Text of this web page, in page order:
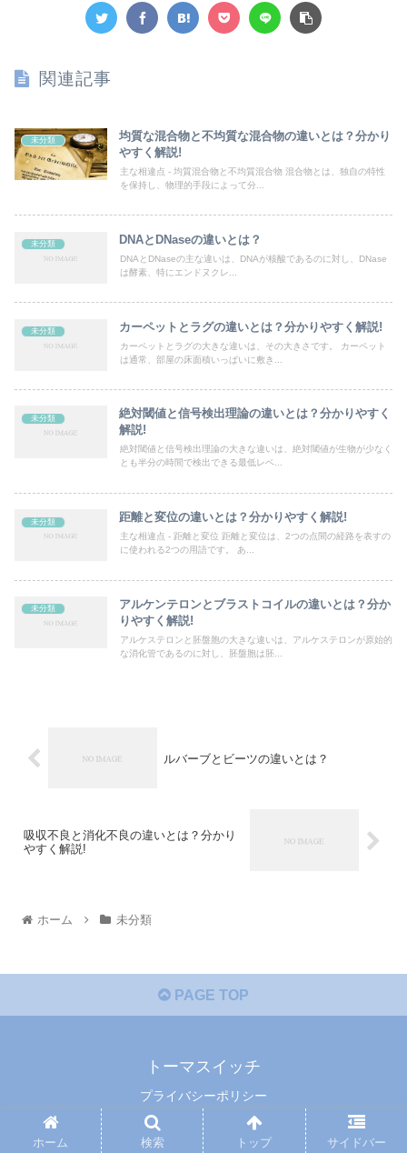
関連記事
未分類
均質な混合物と不均質な混合物の違いとは？分かり
やすく解説!
主な相違点 - 均質混合物と不均質混合物 混合物とは、独自の特性
を保持し、物理的手段によって分...
未分類 DNAとDNaseの違いとは？
DNAとDNaseの主な違いは、DNAが核酸であるのに対し、DNase
は酵素、特にエンドヌクレ...
未分類 カーペットとラグの違いとは？分かりやすく解説!
カーペットとラグの大きな違いは、その大きさです。 カーペット
は通常、部屋の床面積いっぱいに敷き...
未分類
絶対閾値と信号検出理論の違いとは？分かりやすく
解説!
絶対閾値と信号検出理論の大きな違いは、絶対閾値が生物が少なく
とも半分の時間で検出できる最低レベ...
未分類 距離と変位の違いとは？分かりやすく解説!
主な相違点 - 距離と変位 距離と変位は、2つの点間の経路を表すの
に使われる2つの用語です。 あ...
未分類
アルケンテロンとブラストコイルの違いとは？分か
りやすく解説!
アルケステロンと胚盤胞の大きな違いは、アルケステロンが原始的
な消化管であるのに対し、胚盤胞は胚...
ルバーブとビーツの違いとは？
吸収不良と消化不良の違いとは？分かり
やすく解説!
ホーム 未分類
PAGE TOP
トーマスイッチ
プライバシーポリシー
© 2014 トーマスイッチ.
ホーム 検索 トップ サイドバー